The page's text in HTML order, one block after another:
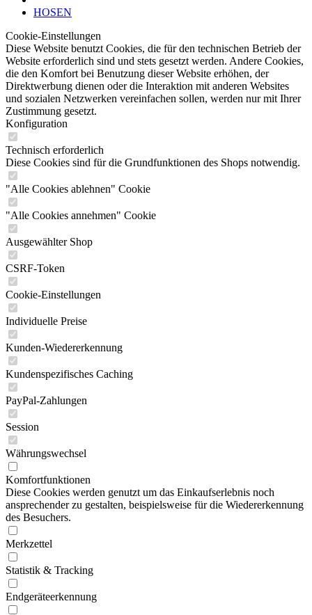
HOSEN
Cookie-Einstellungen
Diese Website benutzt Cookies, die für den technischen Betrieb der
Website erforderlich sind und stets gesetzt werden. Andere Cookies,
die den Komfort bei Benutzung dieser Website erhöhen, der
Direktwerbung dienen oder die Interaktion mit anderen Websites
und sozialen Netzwerken vereinfachen sollen, werden nur mit Ihrer
Zustimmung gesetzt.
Konfiguration
Technisch erforderlich
Diese Cookies sind für die Grundfunktionen des Shops notwendig.
"Alle Cookies ablehnen" Cookie
"Alle Cookies annehmen" Cookie
Ausgewählter Shop
CSRF-Token
Cookie-Einstellungen
Individuelle Preise
Kunden-Wiedererkennung
Kundenspezifisches Caching
PayPal-Zahlungen
Session
Währungswechsel
Komfortfunktionen
Diese Cookies werden genutzt um das Einkaufserlebnis noch
ansprechender zu gestalten, beispielsweise für die Wiedererkennung
des Besuchers.
Merkzettel
Statistik & Tracking
Endgeräteerkennung